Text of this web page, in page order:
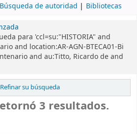
Búsqueda de autoridad Bibliotecas
para 'ccl=su:"HISTORIA" and
and location:AR-AGN-BTECA01-Bi
and au:Titto, Ricardo de and
Refinar su búsqueda
3 resultados.